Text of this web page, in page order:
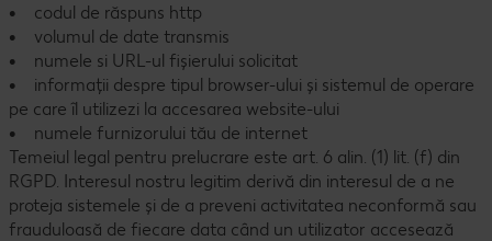
• codul de răspuns http
• volumul de date transmis
• numele si URL-ul fișierului solicitat
• informații despre tipul browser-ului și sistemul de operare
pe care îl utilizezi la accesarea website-ului
• numele furnizorului tău de internet
Temeiul legal pentru prelucrare este art. 6 alin. (1) lit. (f) din
RGPD. Interesul nostru legitim derivă din interesul de a ne
proteja sistemele și de a preveni activitatea neconformă sau
frauduloasă de fiecare data când un utilizator accesează